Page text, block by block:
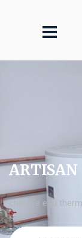
ARTISAN
chauffe eau